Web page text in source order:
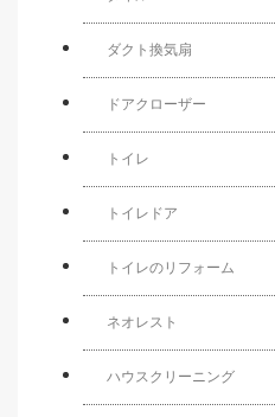
ダクト換気扇
ドアクローザー
トイレ
トイレドア
トイレのリフォーム
ネオレスト
ハウスクリーニング